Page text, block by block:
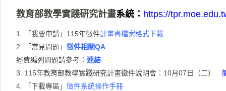
教育部教學實踐研究計畫系統： https://
「我要申請」 115年徵件計畫書檔案格式下載
「常見問題」 徵件相關QA
經費編列問題請參考： 連結
115年教育部教學實踐研究計畫徵件說明會：10月07日（二）
「下載專區」 徵件系統操作手冊